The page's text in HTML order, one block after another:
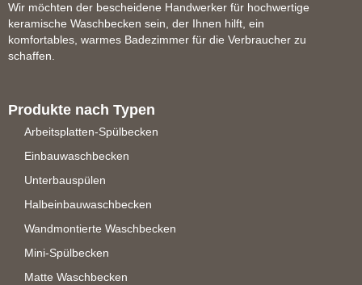
Wir möchten der bescheidene Handwerker für hochwertige
keramische Waschbecken sein, der Ihnen hilft, ein
komfortables, warmes Badezimmer für die Verbraucher zu
schaffen.
Produkte nach Typen
Arbeitsplatten-Spülbecken
Einbauwaschbecken
Unterbauspülen
Halbeinbauwaschbecken
Wandmontierte Waschbecken
Mini-Spülbecken
Matte Waschbecken